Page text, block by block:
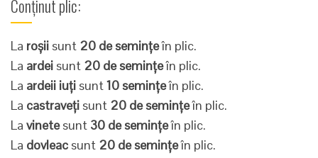
Conținut plic:
La roșii sunt 20 de semințeîn plic.
La ardei sunt 20 de semințeîn plic.
La ardeii iuți sunt10 semințeîn plic.
La castraveți sunt 20 de semințeîn plic.
La vinetesunt 30 de semințeîn plic.
La dovleac sunt 20 de semințeîn plic.